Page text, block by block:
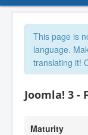
This page is
language.
translating it!
Joomla! 3 -
Maturity